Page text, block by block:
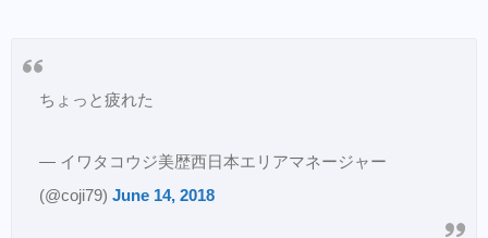
ちょっと疲れた
— イワタコウジ美歴西日本エリアマネージャー
(@coji79) June 14, 2018